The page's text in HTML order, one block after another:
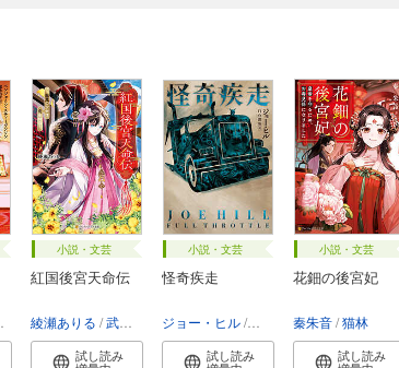
富永和子
小説・文芸
紅国後宮天命伝
綾瀬ありる 武田ほたる
試し読み
小説・文芸
怪奇疾走
ジョー・ヒル スティーヴン・キング
試し読み
小説・文芸
花鈿の後宮妃
秦朱音 猫林
試し読み